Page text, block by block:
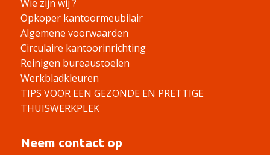
Wie zijn wij ?
Opkoper kantoormeubilair
Algemene voorwaarden
Circulaire kantoorinrichting
Reinigen bureaustoelen
Werkbladkleuren
TIPS VOOR EEN GEZONDE EN PRETTIGE
THUISWERKPLEK
Neem contact op